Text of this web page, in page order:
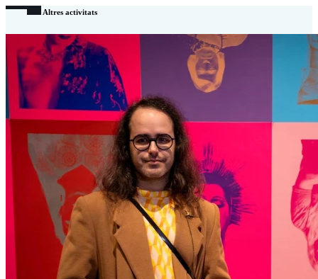
Altres activitats